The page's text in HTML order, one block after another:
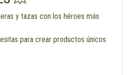
y tazas con los héroes más
para crear productos únicos